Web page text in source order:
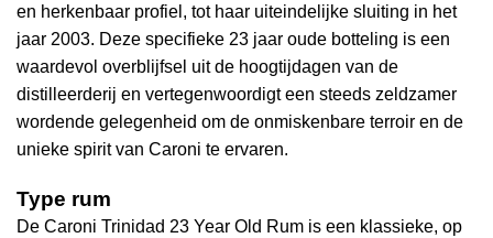
en herkenbaar profiel, tot haar uiteindelijke sluiting in het
jaar 2003. Deze specifieke 23 jaar oude botteling is een
waardevol overblijfsel uit de hoogtijdagen van de
distilleerderij en vertegenwoordigt een steeds zeldzamer
wordende gelegenheid om de onmiskenbare terroir en de
unieke spirit van Caroni te ervaren.
Type rum
De Caroni Trinidad 23 Year Old Rum is een klassieke, op